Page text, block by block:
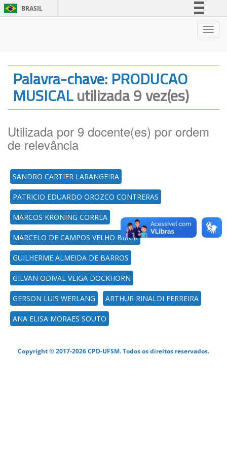
BRASIL
Legislação
Canais
Palavra-chave: PRODUCAO
MUSICALutilizada 9 vez(es)
Utilizada por 9 docente(es) por ordem
de relevância
SANDRO CARTIER LARANGEIRA
PATRICIO EDUARDO OROZCO CONTRERAS
MARCOS KRONING CORREA
MARCELO DE CAMPOS VELHO BIRCK
GUILHERME ALMEIDA DE BARROS
GILVAN ODIVAL VEIGA DOCKHORN
GERSON LUIS WERLANG ARTHUR RINALDI FERREIRA
ANA ELISA MORAES SOUTO
Copyright © 2017-2026 CPD-UFSM. Todos os direitos reservados.